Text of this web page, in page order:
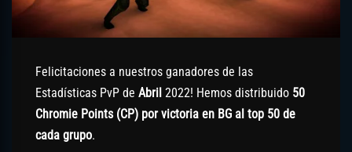
Felicitaciones a nuestros ganadores de las
Estadísticas PvP de Abril 2022! Hemos distribuido 50
Chromie Points (CP) por victoria en BG al top 50 de
cada grupo.